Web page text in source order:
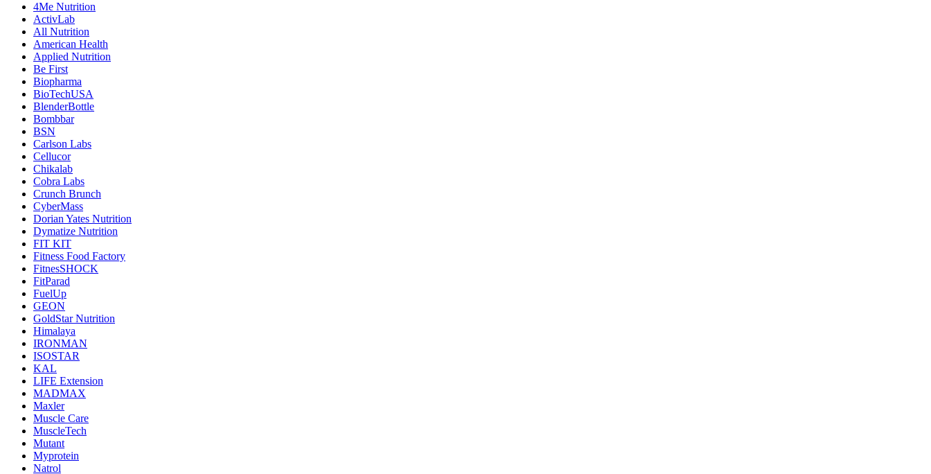
4Me Nutrition
ActivLab
All Nutrition
American Health
Applied Nutrition
Be First
Biopharma
BioTechUSA
BlenderBottle
Bombbar
BSN
Carlson Labs
Cellucor
Chikalab
Cobra Labs
Crunch Brunch
CyberMass
Dorian Yates Nutrition
Dymatize Nutrition
FIT KIT
Fitness Food Factory
FitnesSHOCK
FitParad
FuelUp
GEON
GoldStar Nutrition
Himalaya
IRONMAN
ISOSTAR
KAL
LIFE Extension
MADMAX
Maxler
Muscle Care
MuscleTech
Mutant
Myprotein
Natrol